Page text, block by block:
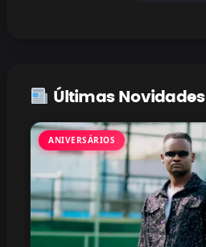
Últimas Novidades
ANIVERSÁRIOS